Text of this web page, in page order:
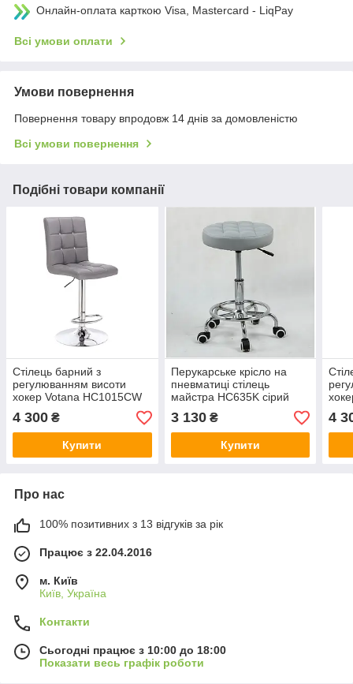
Онлайн-оплата карткою Visa, Mastercard - LiqPay
Всі умови оплати
Умови повернення
Повернення товару впродовж 14 днів за домовленістю
Всі умови повернення
Подібні товари компанії
Стілець барний з
регулюванням висоти
хокер Votana HC1015CW
сірий
4 300 ₴
Купити
Перукарське крісло на
пневматиці стілець
майстра HC635K сірий
3 130₴
Купити
4
Про нас
100% позитивних з 13 відгуків за рік
Працює з 22.04.2016
м. Київ
Київ, Україна
Контакти
Сьогодні працює з 10:00 до 18:00
Показати весь графік роботи